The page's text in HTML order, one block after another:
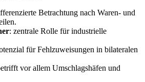
Betrachtung nach Waren- und
: zentrale Rolle für industrielle
für Fehlzuweisungen in bilateralen
vor allem Umschlagshäfen und